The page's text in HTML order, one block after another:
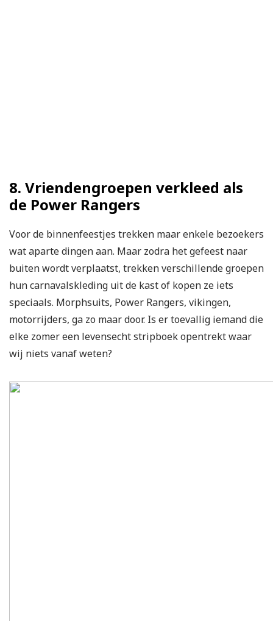
8. Vriendengroepen verkleed als
de Power Rangers
Voor de binnenfeestjes trekken maar enkele bezoekers
wat aparte dingen aan. Maar zodra het gefeest naar
buiten wordt verplaatst, trekken verschillende groepen
hun carnavalskleding uit de kast of kopen ze iets
speciaals. Morphsuits, Power Rangers, vikingen,
motorrijders, ga zo maar door. Is er toevallig iemand die
elke zomer een levensecht stripboek opentrekt waar
wij niets vanaf weten?